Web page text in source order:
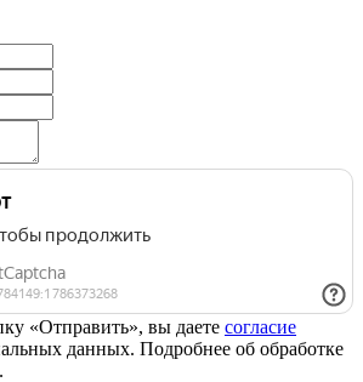
«Отправить», вы даете согласие
данных. Подробнее об обработке
.